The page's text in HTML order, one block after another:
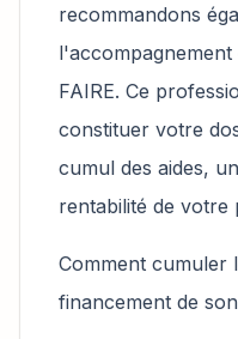
recommandons
FAIRE. Ce
constituer votre
cumul des aides,
rentabilité de votre
Comment cumuler
financement de